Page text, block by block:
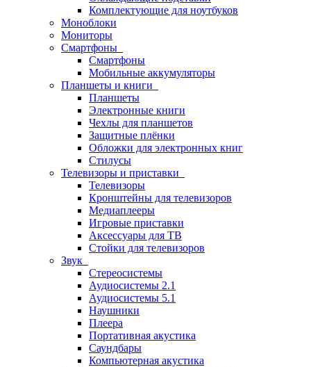
Комплектующие для ноутбуков
Моноблоки
Мониторы
Смартфоны
Смартфоны
Мобильные аккумуляторы
Планшеты и книги
Планшеты
Электронные книги
Чехлы для планшетов
Защитные плёнки
Обложки для электронных книг
Стилусы
Телевизоры и приставки
Телевизоры
Кронштейны для телевизоров
Медиаплееры
Игровые приставки
Аксессуары для ТВ
Стойки для телевизоров
Звук
Стереосистемы
Аудиосистемы 2.1
Аудиосистемы 5.1
Наушники
Плеера
Портативная акустика
Саундбары
Компьютерная акустика